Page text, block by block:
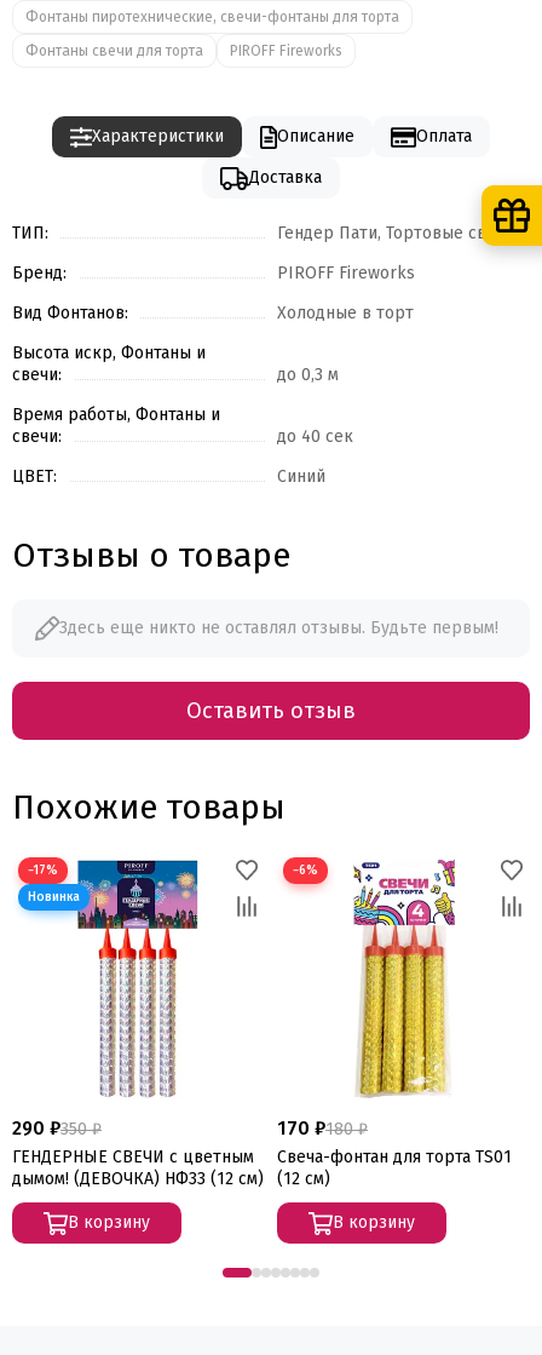
Фонтаны пиротехнические, свечи-фонтаны для торта
Фонтаны свечи для торта
PIROFF Fireworks
Характеристики Описание
Оплата
Доставка
ТИП:
Гендер Пати, Тортовые свечи
Бренд:
PIROFF Fireworks
Вид Фонтанов:
Холодные в торт
Высота искр, Фонтаны и
свечи:
до 0,3 м
Время работы, Фонтаны и
свечи:
до 40 сек
ЦВЕТ:
Синий
Отзывы о товаре
Здесь еще никто не оставлял отзывы. Будьте первым!
Оставить отзыв
Похожие товары
−17%
290 ₽350 ₽
ГЕНДЕРНЫЕ СВЕЧИ с цветным
дымом! (ДЕВОЧКА) НФ33 (12 см)
В корзину
−6%
170 ₽180 ₽
Свеча-фонтан для торта TS01
(12 см)
В корзину